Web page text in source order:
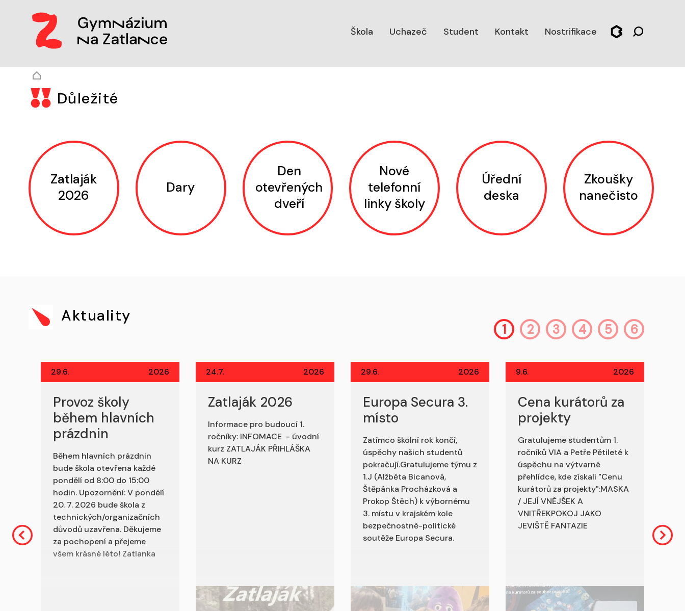
Gymnázium Na Zatlance, Praha 5
Škola Uchazeč Student Kontakt Nostrifikace
Důležité
Zatlaják
2026
Dary
Den
otevřených
dveří
Nové
telefonní
linky školy
Úřední
deska
Zkoušky
nanečisto
Aktuality
1 2 3 4 5 6
29.6. 2026
Provoz školy
během hlavních
prázdnin
Během hlavních prázdnin
bude škola otevřena každé
pondělí od 8:00 do 15:00
hodin. Upozornění: V pondělí
20. 7. 2026 bude škola z
technických/organizačních
důvodů uzavřena. Děkujeme
za pochopení a přejeme
všem krásné léto! Zatlanka
24.7. 2026
Zatlaják 2026
Informace pro budoucí 1.
ročníky: INFOMACE - úvodní
kurz ZATLAJÁK PŘIHLÁŠKA
NA KURZ
29.6. 2026
Europa Secura 3.
místo
Zatímco školní rok končí,
úspěchy našich studentů
pokračují.Gratulujeme týmu z
1.J (Alžběta Bicanová,
Štěpánka Procházková a
Prokop Štěch) k výbornému
3. místu v krajském kole
bezpečnostně-politické
soutěže Europa Secura.
9.6. 2026
Cena kurátorů za
projekty
Gratulujeme studentům 1.
ročníků VIA a Petře Pětileté k
úspěchu na výtvarné
přehlídce, kde získali "Cenu
kurátorů za projekty":MASKA
/ JEJÍ VNĚJŠEK A
VNITŘEKPOKOJ JAKO
JEVIŠTĚ FANTAZIE